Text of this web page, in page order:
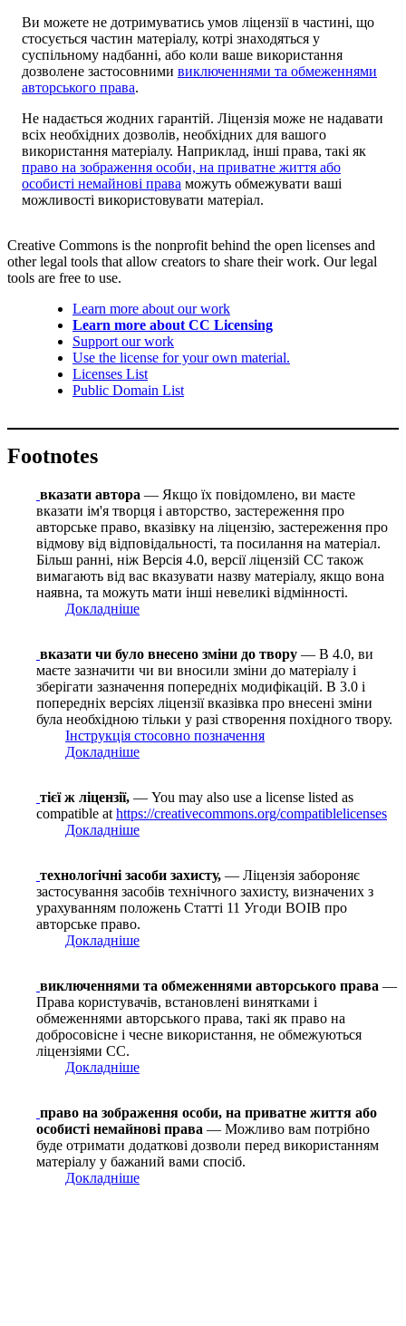
Ви можете не дотримуватись умов ліцензії в частині, що
стосується частин матеріалу, котрі знаходяться у
суспільному надбанні, або коли ваше використання
дозволене застосовними виключеннями та обмеженнями
авторського права.
Не надається жодних гарантій. Ліцензія може не надавати
всіх необхідних дозволів, необхідних для вашого
використання матеріалу. Наприклад, інші права, такі як
право на зображення особи, на приватне життя або
особисті немайнові права можуть обмежувати ваші
можливості використовувати матеріал.
Creative Commons is the nonprofit behind the open licenses and
other legal tools that allow creators to share their work. Our legal
tools are free to use.
Learn more about our work
Learn more about CC Licensing
Support our work
Use the license for your own material.
Licenses List
Public Domain List
Footnotes
вказати автора — Якщо їх повідомлено, ви маєте
вказати ім'я творця і авторство, застереження про
авторське право, вказівку на ліцензію, застереження про
відмову від відповідальності, та посилання на матеріал.
Більш ранні, ніж Версія 4.0, версії ліцензій CC також
вимагають від вас вказувати назву матеріалу, якщо вона
наявна, та можуть мати інші невеликі відмінності.
Докладніше
вказати чи було внесено зміни до твору — В 4.0, ви
маєте зазначити чи ви вносили зміни до матеріалу і
зберігати зазначення попередніх модифікацій. В 3.0 і
попередніх версіях ліцензії вказівка про внесені зміни
була необхідною тільки у разі створення похідного твору.
Інструкція стосовно позначення
Докладніше
тієї ж ліцензії, — You may also use a license listed as
compatible at https://creativecommons.org/compatiblelicenses
Докладніше
технологічні засоби захисту, — Ліцензія забороняє
застосування засобів технічного захисту, визначених з
урахуванням положень Статті 11 Угоди ВОІВ про
авторське право.
Докладніше
виключеннями та обмеженнями авторського права —
Права користувачів, встановлені винятками і
обмеженнями авторського права, такі як право на
добросовісне і чесне використання, не обмежуються
ліцензіями СС.
Докладніше
право на зображення особи, на приватне життя або
особисті немайнові права — Можливо вам потрібно
буде отримати додаткові дозволи перед використанням
матеріалу у бажаний вами спосіб.
Докладніше